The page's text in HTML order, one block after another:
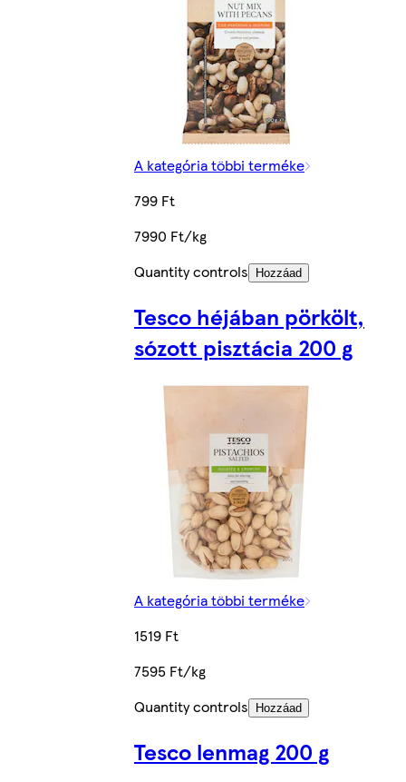
A kategória többi terméke
799 Ft
7990 Ft/kg
Quantity controls
Hozzáad
Tesco héjában pörkölt,
sózott pisztácia 200 g
A kategória többi terméke
1519 Ft
7595 Ft/kg
Quantity controls
Hozzáad
Tesco lenmag 200 g